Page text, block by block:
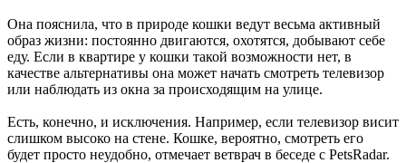
Она пояснила, что в природе кошки ведут весьма активный
образ жизни: постоянно двигаются, охотятся, добывают себе
еду. Если в квартире у кошки такой возможности нет, в
качестве альтернативы она может начать смотреть телевизор
или наблюдать из окна за происходящим на улице.
Есть, конечно, и исключения. Например, если телевизор висит
слишком высоко на стене. Кошке, вероятно, смотреть его
будет просто неудобно, отмечает ветврач в беседе с PetsRadar.